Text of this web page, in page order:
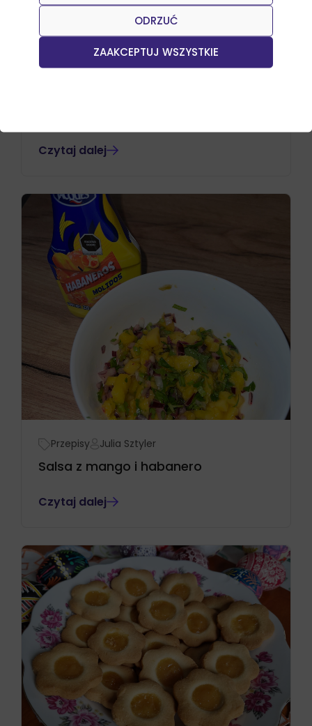
ZAAKCEPTUJ WSZYSTKIE
ODRZUĆ
Czytaj dalej
Przepisy Julia Sztyler
Salsa z mango i habanero
Czytaj dalej